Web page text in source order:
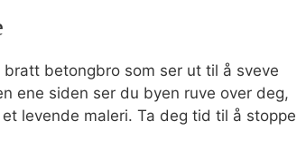
betongbro som ser ut til å sveve
ene siden ser du byen ruve over deg,
levende maleri. Ta deg tid til å stoppe